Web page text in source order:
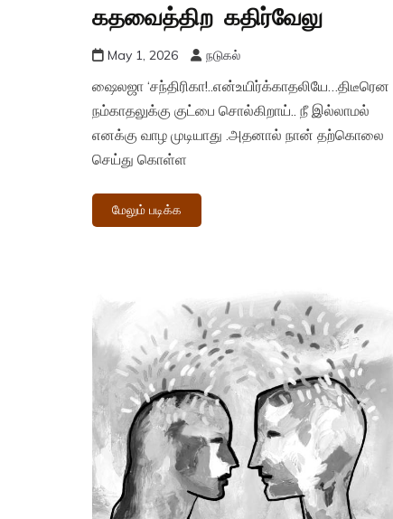
கதவைத்திற கதிர்வேலு
May 1, 2026 நடுகல்
ஷைலஜா ‘சந்திரிகா!..என்உயிர்க்காதலியே…திடீரென
நம்காதலுக்கு குட்பை சொல்கிறாய்.. நீ இல்லாமல்
எனக்கு வாழ முடியாது .அதனால் நான் தற்கொலை
செய்து கொள்ள
மேலும் படிக்க